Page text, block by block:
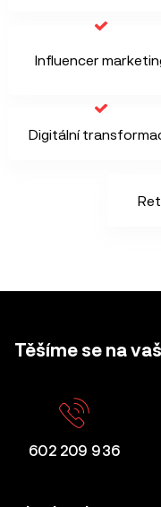
Influencer
Digitální
Těšíme se na
602 209 936